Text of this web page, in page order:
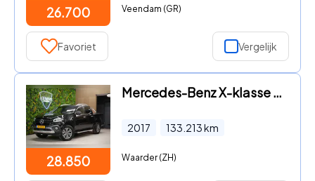
26.700 Veendam (GR)
Favoriet Vergelijk
28.850
Mercedes-Benz X-klasse - 250 d 4-MATIC / Camera / Trekhaak / Cruise
2017 133.213km
Waarder (ZH)